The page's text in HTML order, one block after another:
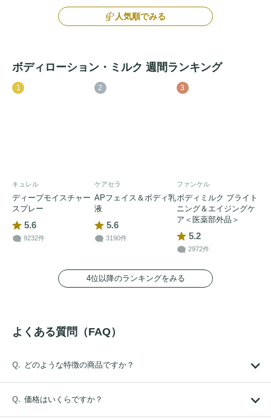
人気順でみる
ボディローション・ミルク 週間ランキング
1
キュレル
ディープモイスチャー
スプレー
5.6
9232件
2
ケアセラ
APフェイス＆ボディ乳
液
5.6
3190件
3
ファンケル
ボディミルク ブライト
ニング＆エイジングケ
ア＜医薬部外品＞
5.2
2972件
4位以降のランキングをみる
よくある質問（FAQ）
どのような特徴の商品ですか？
価格はいくらですか？